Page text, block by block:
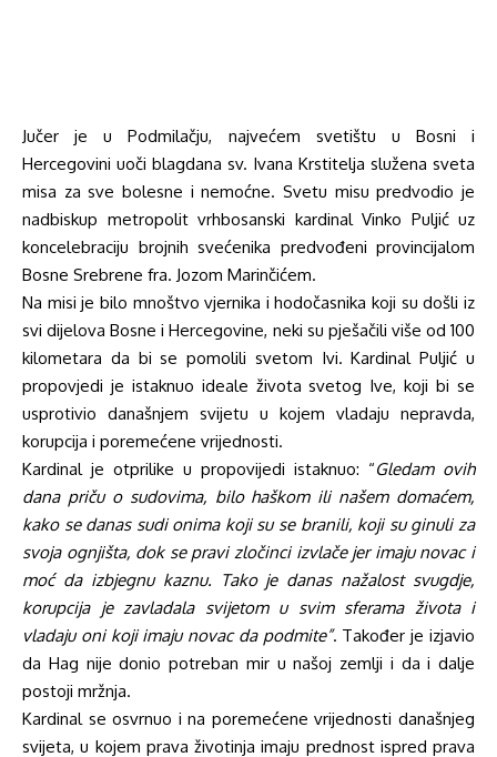
Jučer je u Podmilačju, najvećem svetištu u Bosni i
Hercegovini uoči blagdana sv. Ivana Krstitelja služena sveta
misa za sve bolesne i nemoćne. Svetu misu predvodio je
nadbiskup metropolit vrhbosanski kardinal Vinko Puljić uz
koncelebraciju brojnih svećenika predvođeni provincijalom
Bosne Srebrene fra. Jozom Marinčićem.
Na misi je bilo mnoštvo vjernika i hodočasnika koji su došli iz
svi dijelova Bosne i Hercegovine, neki su pješačili više od 100
kilometara da bi se pomolili svetom Ivi. Kardinal Puljić u
propovjedi je istaknuo ideale života svetog Ive, koji bi se
usprotivio današnjem svijetu u kojem vladaju nepravda,
korupcija i poremećene vrijednosti.
Kardinal je otprilike u propovijedi istaknuo: “Gledam ovih
dana priču o sudovima, bilo haškom ili našem domaćem,
kako se danas sudi onima koji su se branili, koji su ginuli za
svoja ognjišta, dok se pravi zločinci izvlače jer imaju novac i
moć da izbjegnu kaznu. Tako je danas nažalost svugdje,
korupcija je zavladala svijetom u svim sferama života i
vladaju oni koji imaju novac da podmite”. Također je izjavio
da Hag nije donio potreban mir u našoj zemlji i da i dalje
postoji mržnja.
Kardinal se osvrnuo i na poremećene vrijednosti današnjeg
svijeta, u kojem prava životinja imaju prednost ispred prava